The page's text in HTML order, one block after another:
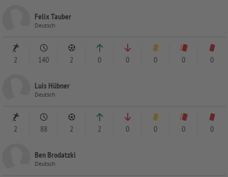
Felix Tauber
Deutsch
2 140 2 0 0 0 0 0
Luis Hübner
Deutsch
2 88 2 2 0 0 0 0
Ben Brodatzki
Deutsch